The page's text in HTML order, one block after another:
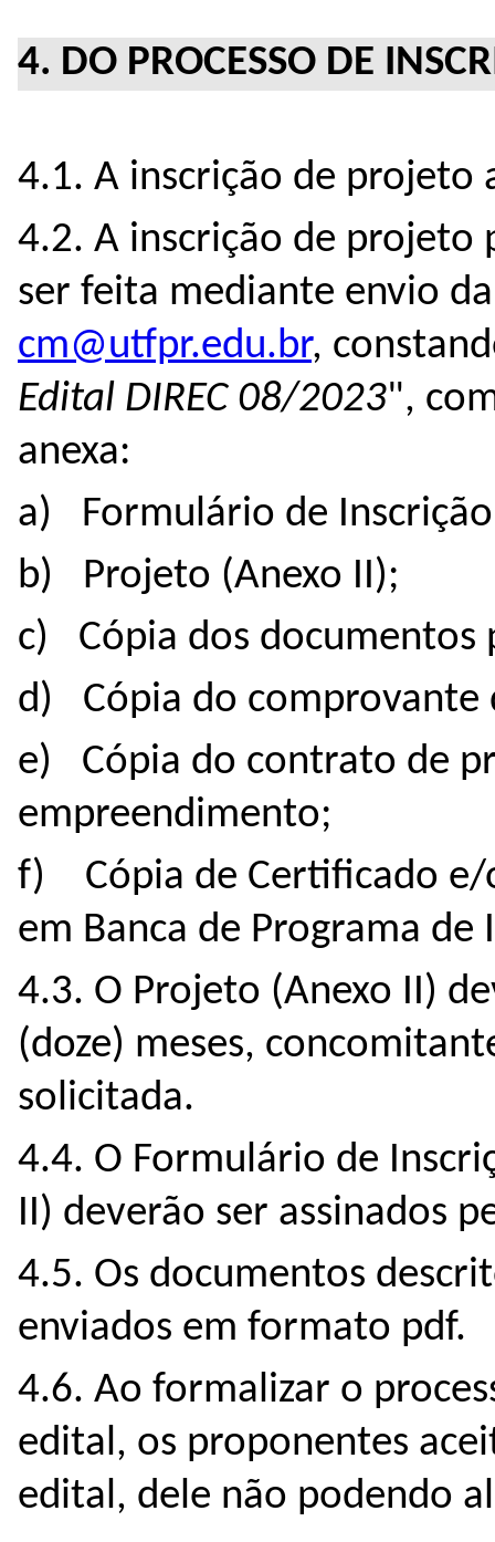
4. DO PROCESSO DE
4.1. A inscrição de projeto
4.2. A inscrição de projeto
ser feita mediante envio
cm@utfpr.edu.br,
Edital DIREC 08/2023",
anexa:
a) Formulário de
b) Projeto (Anexo II);
c) Cópia dos documentos
d) Cópia do
e) Cópia do contrato de
empreendimento;
f) Cópia de Certificado e/
em Banca de Programa de
4.3. O Projeto (Anexo II)
(doze) meses,
solicitada.
4.4. O Formulário de
II) deverão ser assinados
4.5. Os documentos
enviados em formato pdf.
4.6. Ao formalizar o
edital, os proponentes
edital, dele não podendo